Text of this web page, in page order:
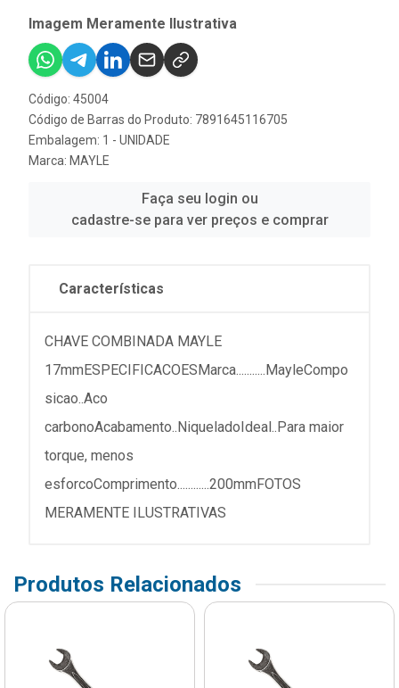
Imagem Meramente Ilustrativa
Código: 45004
Código de Barras do Produto: 7891645116705
Embalagem: 1 - UNIDADE
Marca: MAYLE
Faça seu login ou
cadastre-se para ver preços e comprar
Características
CHAVE COMBINADA MAYLE
17mmESPECIFICACOESMarca...........MayleCompo
sicao..Aco
carbonoAcabamento..NiqueladoIdeal..Para maior
torque, menos
esforcoComprimento............200mmFOTOS
MERAMENTE ILUSTRATIVAS
Produtos Relacionados